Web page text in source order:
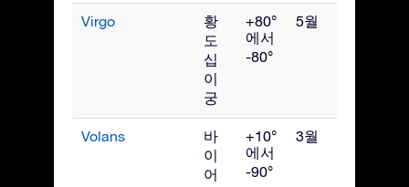
Virgo
황
도
십
이
궁
+80°
에서
-80°
5월
Volans
바
이
어
+10°
에서
-90°
3월